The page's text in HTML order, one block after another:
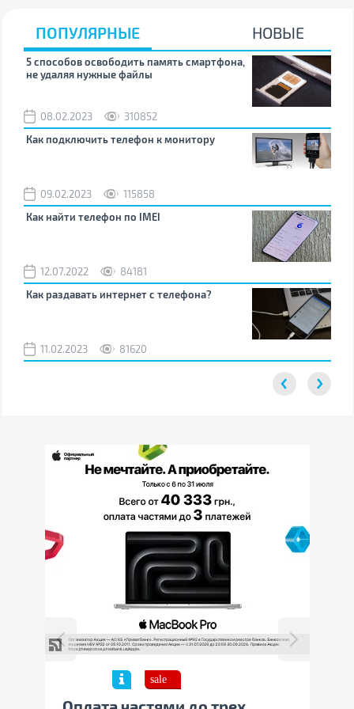
ПОПУЛЯРНЫЕ НОВЫЕ
5 способов освободить память смартфона,
не удаляя нужные файлы
08.02.2023
310852
Как подключить телефон к монитору
09.02.2023
115858
Как найти телефон по IMEI
12.07.2022
84181
Как раздавать интернет с телефона?
11.02.2023 81620